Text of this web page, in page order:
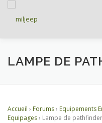
ACCUEIL ARTICLES
LAMPE DE
Accueil › Forums› Equipements
Equipages› Lampe de